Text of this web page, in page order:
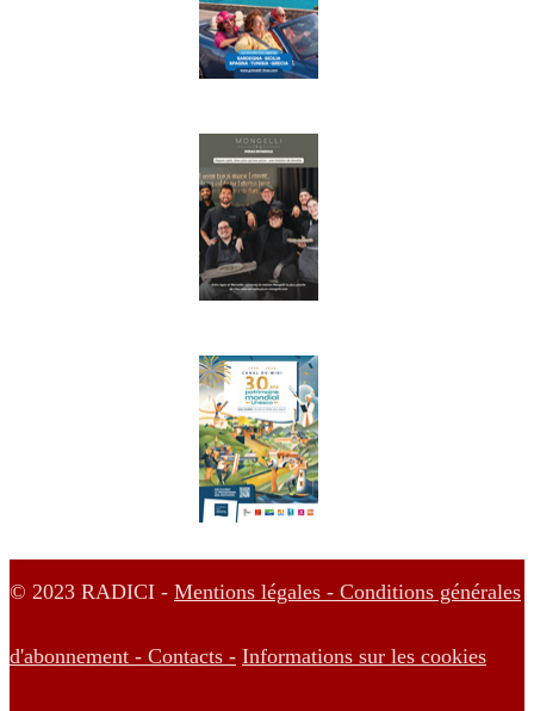
© 2023 RADICI - Mentions légales - Conditions générales
d'abonnement - Contacts - Informations sur les cookies